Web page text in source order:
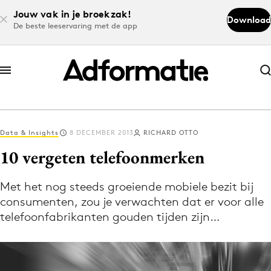
Jouw vak in je broekzak!
De beste leeservaring met de app
Download
Abonneer nu
Abonneer nu
Log in
Download de app
Volg het laatste nieuws via de Adformatie
Nieuws app
Data & Insights 8 DECEMBER 2013 RICHARD OTTO
10 vergeten telefoonmerken
Met het nog steeds groeiende mobiele bezit bij
consumenten, zou je verwachten dat er voor alle
telefoonfabrikanten gouden tijden zijn…